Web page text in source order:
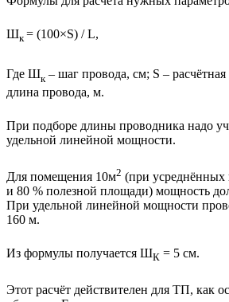
Шк= (100×S) / L,
Где Шк – шаг провода, см; S –
длина провода, м.
При подборе длины проводника надо
удельной линейной мощности.
Для помещения 10м2 (при усреднённых
и 80 % полезной площади) мощность
При удельной линейной мощности
160 м.
Из формулы получается ШК = 5 см.
Этот расчёт действителен для ТП, как